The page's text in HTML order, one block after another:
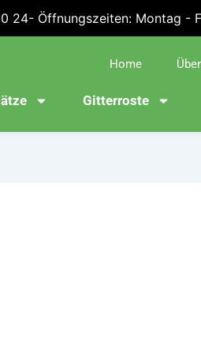
24- Öffnungszeiten: Montag -
Home
Gitterroste